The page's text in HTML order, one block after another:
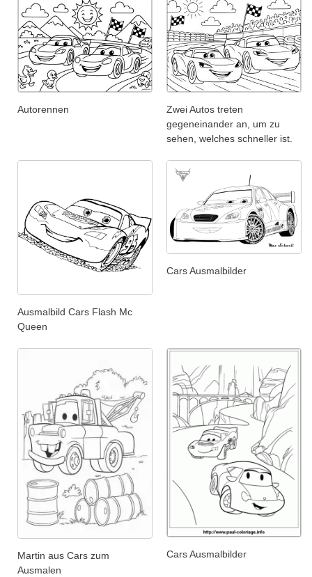
Autorennen
Zwei Autos treten
gegeneinander an, um zu
sehen, welches schneller ist.
Ausmalbild Cars Flash Mc
Queen
Cars Ausmalbilder
Martin aus Cars zum
Ausmalen
Cars Ausmalbilder